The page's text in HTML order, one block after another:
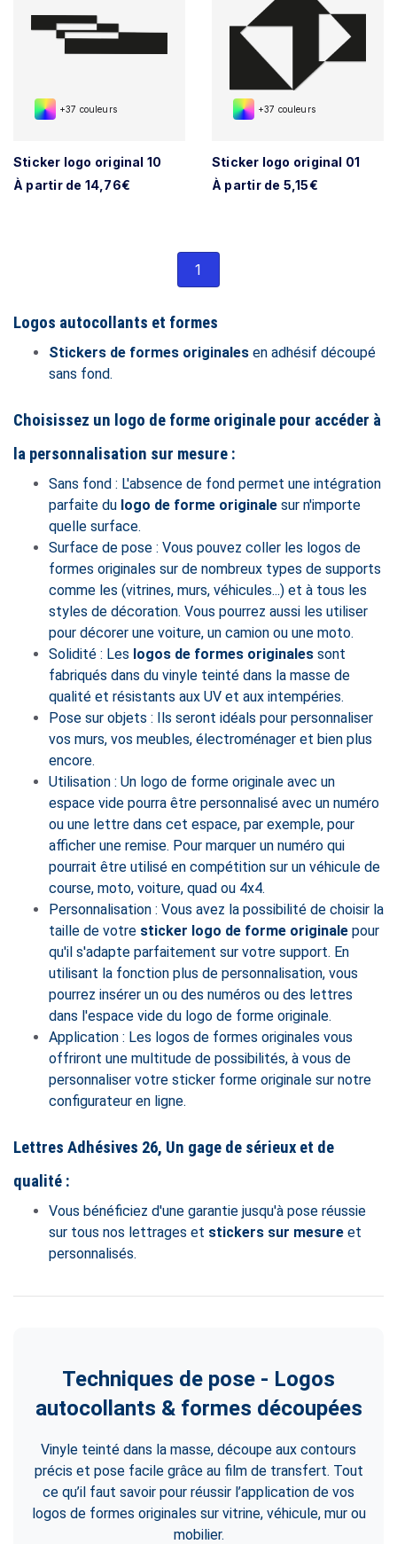
+37 couleurs
Sticker logo original 10
À partir de 14,76€
+37 couleurs
Sticker logo original 01
À partir de 5,15€
1
Logos autocollants et formes
Stickers de formes originales en adhésif découpé
sans fond.
Choisissez un logo de forme originale pour accéder à
la personnalisation sur mesure :
Sans fond : L'absence de fond permet une intégration
parfaite du logo de forme originale sur n'importe
quelle surface.
Surface de pose : Vous pouvez coller les logos de
formes originales sur de nombreux types de supports
comme les (vitrines, murs, véhicules...) et à tous les
styles de décoration. Vous pourrez aussi les utiliser
pour décorer une voiture, un camion ou une moto.
Solidité : Les logos de formes originales sont
fabriqués dans du vinyle teinté dans la masse de
qualité et résistants aux UV et aux intempéries.
Pose sur objets : Ils seront idéals pour personnaliser
vos murs, vos meubles, électroménager et bien plus
encore.
Utilisation : Un logo de forme originale avec un
espace vide pourra être personnalisé avec un numéro
ou une lettre dans cet espace, par exemple, pour
afficher une remise. Pour marquer un numéro qui
pourrait être utilisé en compétition sur un véhicule de
course, moto, voiture, quad ou 4x4.
Personnalisation : Vous avez la possibilité de choisir la
taille de votre sticker logo de forme originale pour
qu'il s'adapte parfaitement sur votre support. En
utilisant la fonction plus de personnalisation, vous
pourrez insérer un ou des numéros ou des lettres
dans l'espace vide du logo de forme originale.
Application : Les logos de formes originales vous
offriront une multitude de possibilités, à vous de
personnaliser votre sticker forme originale sur notre
configurateur en ligne.
Lettres Adhésives 26, Un gage de sérieux et de
qualité :
Vous bénéficiez d'une garantie jusqu'à pose réussie
sur tous nos lettrages et stickers sur mesure et
personnalisés.
Techniques de pose - Logos
autocollants & formes découpées
Vinyle teinté dans la masse, découpe aux contours
précis et pose facile grâce au film de transfert. Tout
ce qu’il faut savoir pour réussir l’application de vos
logos de formes originales sur vitrine, véhicule, mur ou
mobilier.